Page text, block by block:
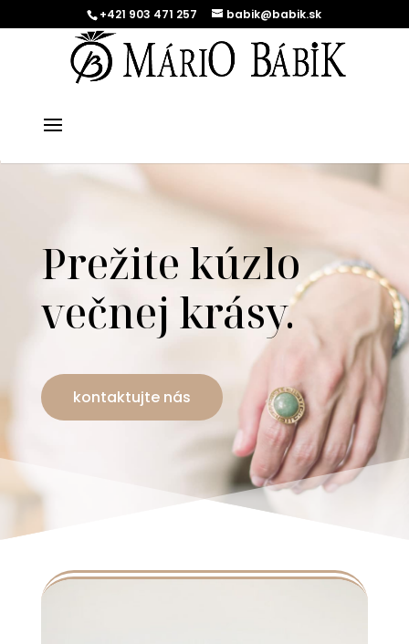
+421 903 471 257 babik@babik.sk
Prežite kúzlo
večnej krásy.
kontaktujte nás